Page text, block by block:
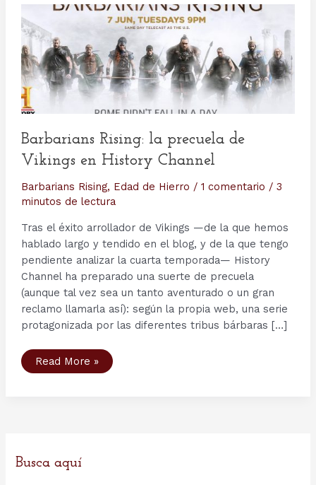
Barbarians Rising: la precuela de
Vikings en History Channel
Barbarians Rising, Edad de Hierro / 1 comentario / 3
minutos de lectura
Tras el éxito arrollador de Vikings —de la que hemos
hablado largo y tendido en el blog, y de la que tengo
pendiente analizar la cuarta temporada— History
Channel ha preparado una suerte de precuela
(aunque tal vez sea un tanto aventurado o un gran
reclamo llamarla así): según la propia web, una serie
protagonizada por las diferentes tribus bárbaras […]
Barbarians
Rising:
Read More »
Busca aquí